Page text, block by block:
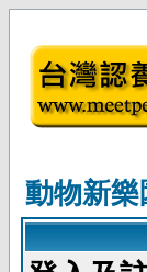
動物新樂